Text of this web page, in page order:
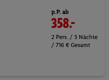
p.P. ab
358.-
2 Pers. / 3 Nächte
/ 716 € Gesamt